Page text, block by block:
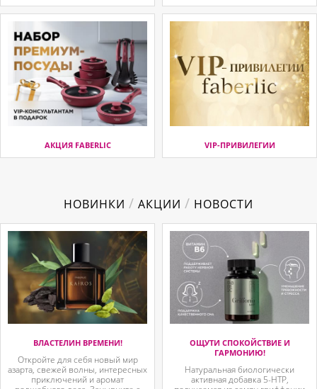
АКЦИЯ FABERLIC VIP-ПРИВИЛЕГИИ
НОВИНКИ / АКЦИИ / НОВОСТИ
ВЛАСТЕЛИН ВРЕМЕНИ!
Откройте для себя новый мир
азарта, свежей волны, интересных
приключений и аромат
ОЩУТИ СПОКОЙСТВИЕ И
ГАРМОНИЮ!
Натуральная биологически
активная добавка 5-HTP,